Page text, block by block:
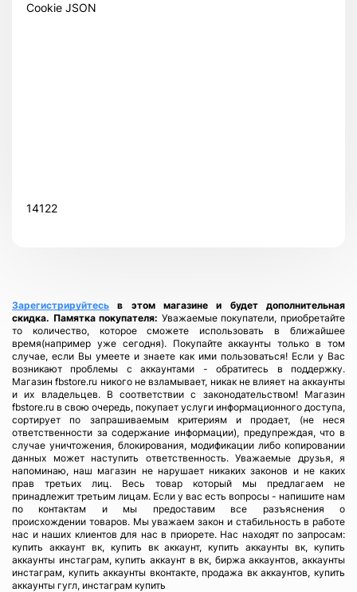
Cookie JSON
14122
Зарегистрируйтесь
в этом магазине и будет дополнительная
скидка. Памятка покупателя: Уважаемые покупатели, приобретайте
то количество, которое сможете использовать в ближайшее
время(например уже сегодня). Покупайте аккаунты только в том
случае, если Вы умеете и знаете как ими пользоваться! Если у Вас
возникают проблемы с аккаунтами - обратитесь в поддержку.
Магазин fbstore.ru никого не взламывает, никак не влияет на аккаунты
и их владельцев. В соответствии с законодательством! Магазин
fbstore.ru в свою очередь, покупает услуги информационного доступа,
сортирует по запрашиваемым критериям и продает, (не неся
ответственности за содержание информации), предупреждая, что в
случае уничтожения, блокирования, модификации либо копировании
данных может наступить ответственность. Уважаемые друзья, я
напоминаю, наш магазин не нарушает никаких законов и не каких
прав третьих лиц. Весь товар который мы предлагаем не
принадлежит третьим лицам. Если у вас есть вопросы - напишите нам
по контактам и мы предоставим все разъяснения о
происхождении товаров. Мы уважаем закон и стабильность в работе
нас и наших клиентов для нас в приорете. Нас находят по запросам:
купить аккаунт вк, купить вк аккаунт, купить аккаунты вк, купить
аккаунты инстаграм, купить аккаунт в вк, биржа аккаунтов, аккаунты
инстаграм, купить аккаунты вконтакте, продажа вк аккаунтов, купить
аккаунты гугл, инстаграм купить